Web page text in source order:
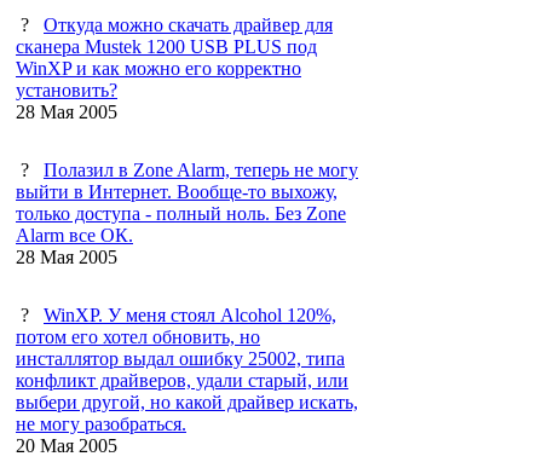
?
Откуда можно скачать драйвер для
сканера Mustek 1200 USB PLUS под
WinXP и как можно его корректно
установить?
28 Мая 2005
?
Полазил в Zone Alarm, теперь не могу
выйти в Интернет. Вообще-то выхожу,
только доступа - полный ноль. Без Zone
Alarm все ОК.
28 Мая 2005
?
WinXP. У меня стоял Alcohol 120%,
потом его хотел обновить, но
инсталлятор выдал ошибку 25002, типа
конфликт драйверов, удали старый, или
выбери другой, но какой драйвер искать,
не могу разобраться.
20 Мая 2005